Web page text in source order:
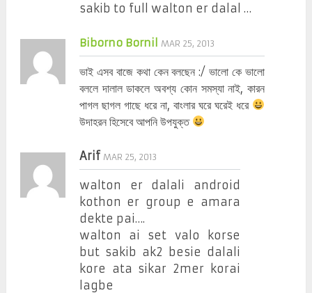
sakib to full walton er dalal …
Biborno Bornil MAR 25, 2013
ভাই এসব বাজে কথা কেন বলছেন :/ ভালো কে ভালো
বললে দালাল ডাকলে অবশ্য কোন সমস্যা নাই, কারন
পাগল ছাগল গাছে ধরে না, বাংলার ঘরে ঘরেই ধরে
উদাহরন হিসেবে আপনি উপযুক্ত
Arif MAR 25, 2013
walton er dalali android
kothon er group e amara
dekte pai….
walton ai set valo korse
but sakib ak2 besie dalali
kore ata sikar 2mer korai
lagbe